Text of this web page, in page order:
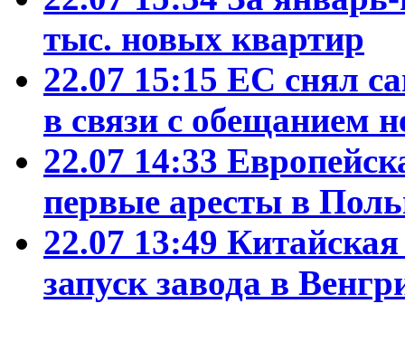
тыс. новых квартир
22.07 15:15 ЕС снял
в связи с обещанием
22.07 14:33
первые аресты в
22.07 13:49
запуск завода в